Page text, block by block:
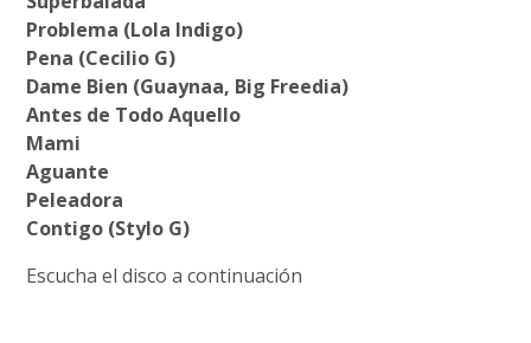
Problema (Lola Indigo)
Pena (Cecilio G)
Dame Bien (Guaynaa, Big Freedia)
Antes de Todo Aquello
Mami
Aguante
Peleadora
Contigo (Stylo G)
Escucha el disco a continuación